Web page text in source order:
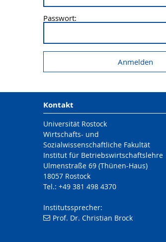
Passwort:
Kontakt
Universität Rostock
Wirtschafts- und
Sozialwissenschaftliche Fakultät
Institut für Betriebswirtschaftslehre
Ulmenstraße 69 (Thünen-Haus)
18057 Rostock
Tel.: +49 381 498 4370
Institutssprecher:
Prof. Dr. Christian Brock